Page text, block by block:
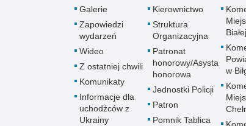
Galerie
Zapowiedzi
wydarzeń
Wideo
Z ostatniej chwili
Komunikaty
Informacje dla
uchodźców z
Ukrainy
Kierownictwo
Struktura
Organizacyjna
Patronat
honorowy/Asysta
honorowa
Jednostki Policji
Patron
Pomnik Tablica
w